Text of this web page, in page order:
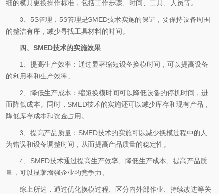
细的模具更换操作标准，包括工作步骤、时间、工具、人员等。
3、5S管理：5S管理是SMED技术实施的保证，要保持设备周围
的整洁有序，减少寻找工具材料的时间。
四、SMED技术的实施效果
1、提高生产效率：通过显著缩短设备换模时间，可以提高设备
的利用率和生产效率。
2、降低生产成本：缩短换模时间可以降低设备的停机时间，进
而降低成本。同时，SMED技术的实施还可以减少库存和现有产品，
降低库存成本和资金占用。
3、提高产品质量：SMED技术的实施可以减少换模过程中的人
为错误和设备调整时间，从而提高产品质量的稳定性。
4、SMED技术通过提高生产效率、降低生产成本、提高产品质
量，可以显著增强企业的竞争力。
综上所述，通过优化换模过程、区分内外部作业、持续改进等关